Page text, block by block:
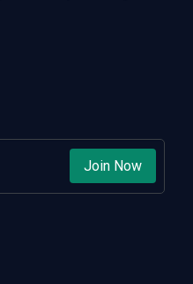
Join Now